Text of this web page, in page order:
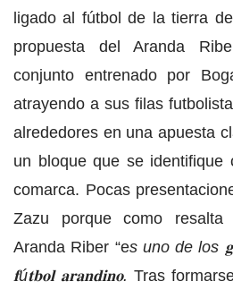
ligado al fútbol de la tierra
propuesta del Aranda
conjunto entrenado por
atrayendo a sus filas
alrededores en una apuesta
un bloque que se identifique
comarca. Pocas
Zazu porque como resalta
Aranda Riber “es uno de los
𝐟ú𝐭𝐛𝐨𝐥 𝐚𝐫𝐚𝐧𝐝𝐢𝐧𝐨. Tras